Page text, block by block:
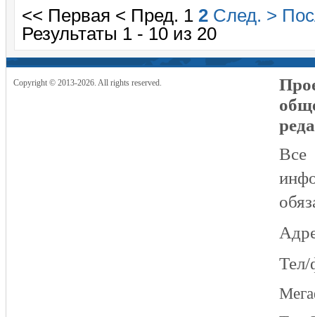
<< Первая < Пред. 1 2 След. >
Результаты 1 - 10 из 20
Copyright © 2013-2026. All rights reserved.